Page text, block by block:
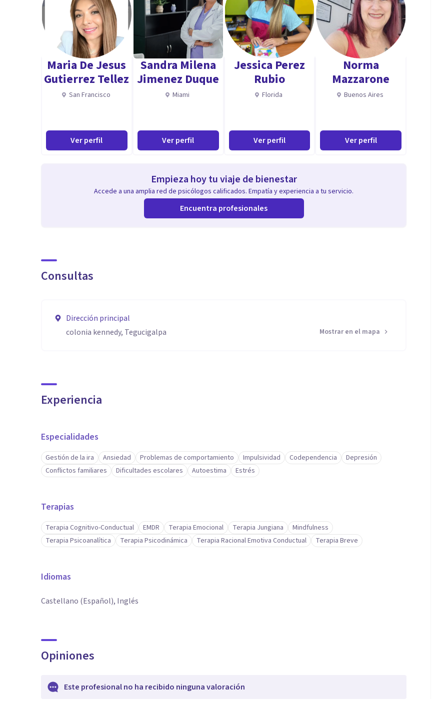
Aprendizaje global
Neurodesarrollo
Asesoría familiar
Maria De Jesus
Gutierrez Tellez
San Francisco
Ver perfil
Sandra Milena
Jimenez Duque
Miami
Ver perfil
Jessica Perez
Rubio
Florida
Ver perfil
Norma
Mazzarone
Buenos Aires
Ver perfil
Empieza hoy tu viaje de bienestar
Accede a una amplia red de psicólogos calificados. Empatía y experiencia a tu servicio.
Encuentra profesionales
Consultas
Dirección principal
colonia kennedy, Tegucigalpa
Mostrar en el mapa
Experiencia
Especialidades
Gestión de la ira Ansiedad Problemas de comportamiento Impulsividad Codependencia
Depresión
Conflictos familiares
Dificultades escolares Autoestima Estrés
Terapias
Terapia Cognitivo-Conductual EMDR Terapia Emocional Terapia Jungiana
Mindfulness
Terapia Psicoanalítica
Terapia Psicodinámica Terapia Racional Emotiva Conductual Terapia Breve
Idiomas
Castellano (Español), Inglés
Opiniones
Este profesional no ha recibido ninguna valoración